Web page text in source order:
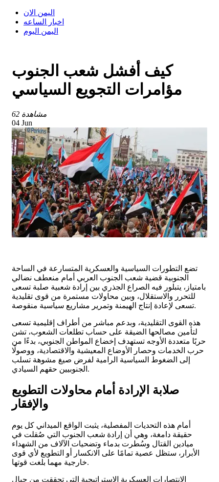
اليمن الان
اخبار الساعه
اليمن اليوم
كيف أفشل شعب الجنوب
مؤامرات التجويع السياسي
62 مشاهدة
04 Jun
تضع التطورات السياسية والعسكرية المتسارعة في الساحة
الجنوبية قضية شعب الجنوب العربي أمام منعطف نضالي
بامتياز، يتبلور فيه الصراع الجذري بين إرادة شعبية صلبة تسعى
للتحرر والاستقلال، وبين محاولات مستمرة من قوى تقليدية
تسعى لإعادة إنتاج الهيمنة وتمرير مشاريع سياسية منقوصة.
هذه القوى التقليدية، وبدعم مباشر من أطراف إقليمية تسعى
لتأمين مصالحها الضيقة على حساب تطلعات الشعوب، تشن
حربًا متعددة الأوجه تستهدف إخضاع المواطن الجنوبي، بدءًا من
حرب الخدمات وحصار الأوضاع المعيشية والاقتصادية، ووصولًا
إلى الضغوط السياسية الرامية لفرض صيغ مشوهة تسلب
الجنوبيين حقهم السيادي.
صلابة الإرادة أمام محاولات التطويع
والإفقار
أمام هذه التحديات المفصلية، يثبت الواقع الميداني كل يوم
حقيقة دامغة، وهي أن إرادة شعب الجنوب التي صُقلت في
ميادين القتال وسُطرت بدماء وتضحيات الآلاف من الشهداء
الأبرار، ستظل عصية تمامًا على الانكسار أو التطويع لأي قوى
خارجية مهما بلغت قوتها.
الانتصارات العسكرية الإستراتيجية التي تحققت من جبال